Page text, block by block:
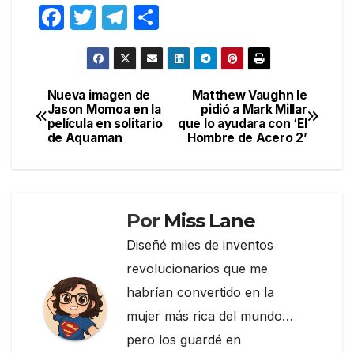
F
e
b
o
T
w
itt
er
T
el
e
gr
a
o
m
ar
Navegación
de
Matthew Vaughn le
pidió a Mark Millar
que lo ayudara con ‘El
Hombre de Acero 2’
Nueva imagen de
Jason Momoa en la
película en solitario
de Aquaman
Por Miss Lane
Diseñé miles de inventos
revolucionarios que me
habrían convertido en la
mujer más rica del mundo…
pero los guardé en